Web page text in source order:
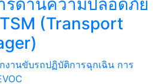
(Transport